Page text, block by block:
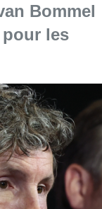
Bommel
les